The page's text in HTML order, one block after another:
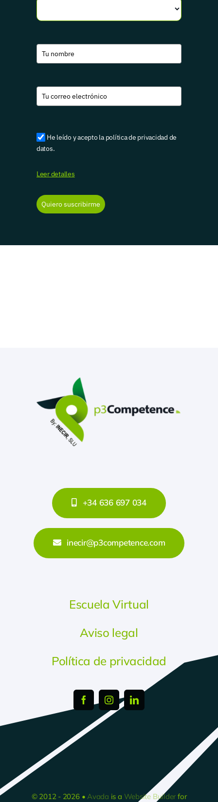
He leído y acepto la política de privacidad de
datos.
Leer detalles
Quiero suscribirme
+34 636 697 034
inecir@p3competence.com
Escuela Virtual
Aviso legal
Política de privacidad
© 2012 - 2026 •Avada is a Website Builder for